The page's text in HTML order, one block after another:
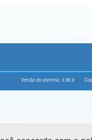
Versão do sistema: 3.88.9